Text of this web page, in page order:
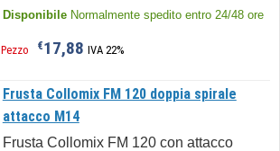
Disponibile Normalmente spedito entro 24/48 ore
Pezzo €17,88 IVA 22%
Frusta Collomix FM 120 doppia spirale
attacco M14
Frusta Collomix FM 120 con attacco